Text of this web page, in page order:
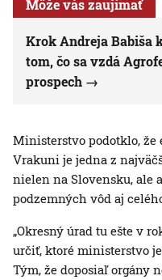
Môže vás zaujímať
Krok Andreja Babiša
tom, čo sa vzdá
prospech
Ministerstvo podotklo, že
Vrakuni je jedna z
nielen na Slovensku, ale
podzemných vôd aj
„Okresný úrad tu ešte v
určiť, ktoré ministerstvo
Tým, že doposiaľ orgány